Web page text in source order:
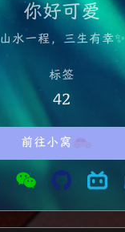
你好可爱
山水一程，三生有幸✨
标签
42
前往小窝